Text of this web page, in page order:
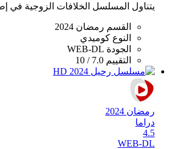
يتناول المسلسل الخلافات الزوجية في
القسم رمضان 2024
النوع كوميدي
الجودة WEB-DL
التقييم 7.0 / 10
رمضان 2024
دراما
4.5
WEB-DL